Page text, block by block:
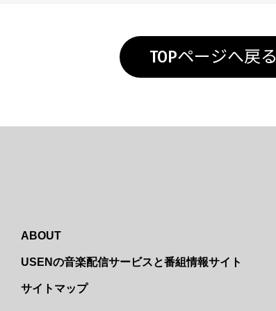
TOPページへ戻る
ABOUT
USENの音楽配信サービスと番組情報サイト
サイトマップ